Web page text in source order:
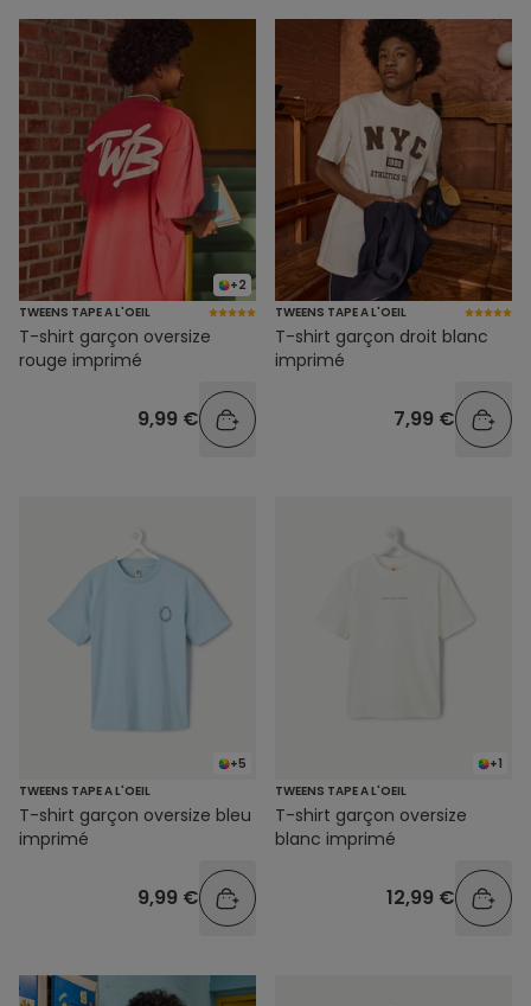
+2
TWEENS TAPE A L'OEIL
T-shirt garçon oversize
rouge imprimé
9,99 €
TWEENS TAPE A L'OEIL
T-shirt garçon droit blanc
imprimé
7,99 €
+5
TWEENS TAPE A L'OEIL
T-shirt garçon oversize bleu
imprimé
9,99 €
+1
TWEENS TAPE A L'OEIL
T-shirt garçon oversize
blanc imprimé
12,99 €